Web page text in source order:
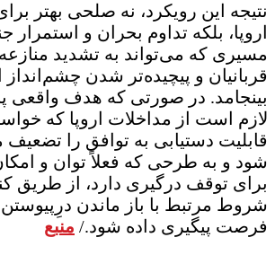
نتیجه این رویکرد، نه صلحی بهتر
اروپا، بلکه تداوم بحران و
مسیری که می‌تواند به تشدید
قربانیان و پیچیده‌تر شدن چشم‌انداز
بینجامد. در صورتی که هدف واقعی
لازم است از مداخلات اروپا که
قابلیت دستیابی به توافق را تضعیف
شود و به طرحی که فعلاً توان و
برای توقف درگیری دارد، از طریق
شروط مرتبط با باز ماندن درِپیوستن
فرصت پیگیری داده شود./ منبع